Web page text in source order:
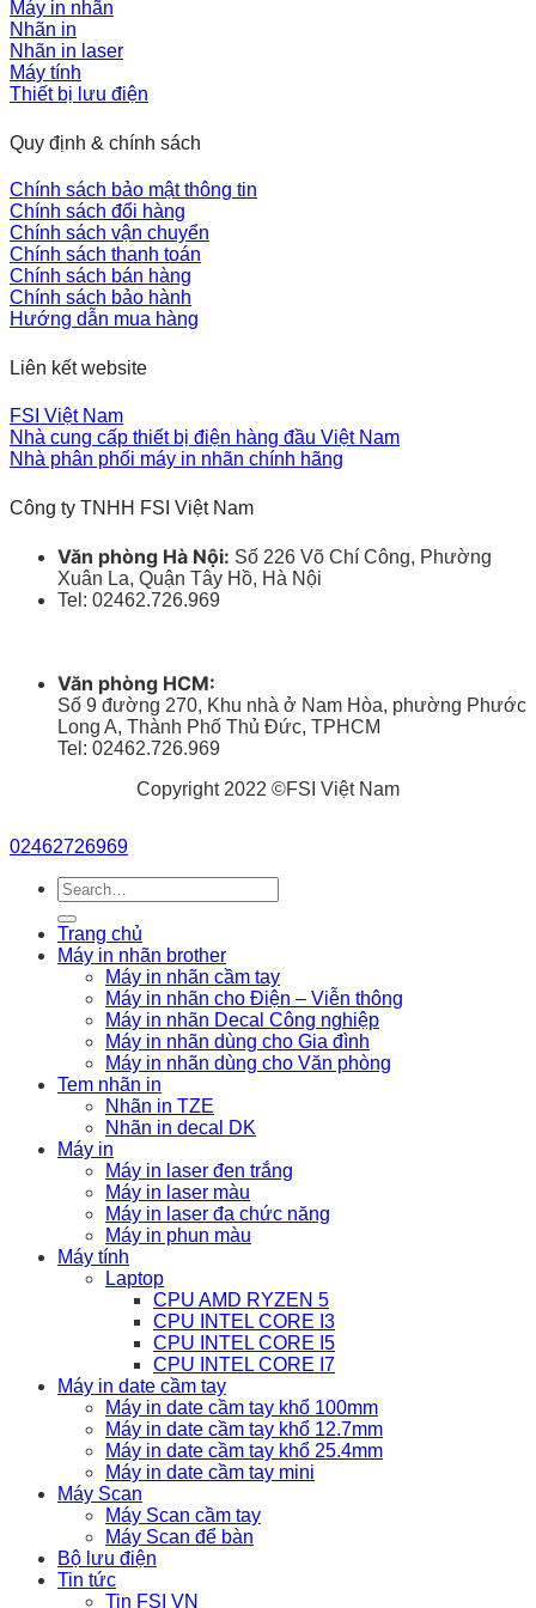
Máy in nhãn
Nhãn in
Nhãn in laser
Máy tính
Thiết bị lưu điện
Quy định & chính sách
Chính sách bảo mật thông tin
Chính sách đổi hàng
Chính sách vận chuyển
Chính sách thanh toán
Chính sách bán hàng
Chính sách bảo hành
Hướng dẫn mua hàng
Liên kết website
FSI Việt Nam
Nhà cung cấp thiết bị điện hàng đầu Việt Nam
Nhà phân phối máy in nhãn chính hãng
Công ty TNHH FSI Việt Nam
Văn phòng Hà Nội: Số 226 Võ Chí Công, Phường
Xuân La, Quận Tây Hồ, Hà Nội
Tel: 02462.726.969
Văn phòng HCM:
Số 9 đường 270, Khu nhà ở Nam Hòa, phường Phước
Long A, Thành Phố Thủ Đức, TPHCM
Tel: 02462.726.969
Copyright 2022 ©FSI Việt Nam
02462726969
Search
for:
Trang chủ
Máy in nhãn brother
Máy in nhãn cầm tay
Máy in nhãn cho Điện – Viễn thông
Máy in nhãn Decal Công nghiệp
Máy in nhãn dùng cho Gia đình
Máy in nhãn dùng cho Văn phòng
Tem nhãn in
Nhãn in TZE
Nhãn in decal DK
Máy in
Máy in laser đen trắng
Máy in laser màu
Máy in laser đa chức năng
Máy in phun màu
Máy tính
Laptop
CPU AMD RYZEN 5
CPU INTEL CORE I3
CPU INTEL CORE I5
CPU INTEL CORE I7
Máy in date cầm tay
Máy in date cầm tay khổ 100mm
Máy in date cầm tay khổ 12.7mm
Máy in date cầm tay khổ 25.4mm
Máy in date cầm tay mini
Máy Scan
Máy Scan cầm tay
Máy Scan để bàn
Bộ lưu điện
Tin tức
Tin FSI VN